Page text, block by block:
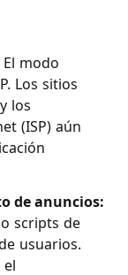
El modo
Los sitios
los
(ISP) aún
de anuncios:
scripts de
usuarios.
el